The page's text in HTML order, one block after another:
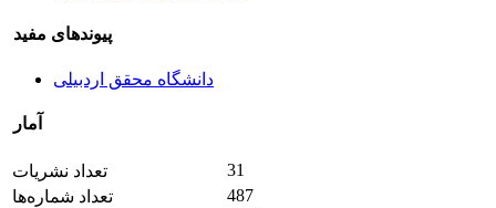
پیوندهای مفید
دانشگاه محقق اردبیلی
آمار
تعداد نشریات
31
تعداد شماره‌ها
487